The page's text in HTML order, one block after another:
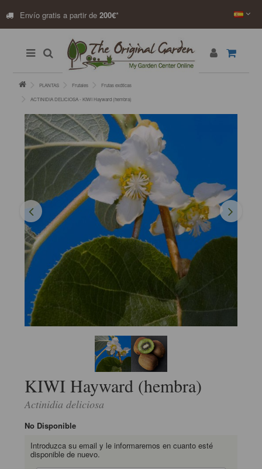
Envío gratis a partir de 200€*
PLANTAS Frutales Frutas exóticas
ACTINIDIA DELICIOSA - KIWI Hayward (hembra)
KIWI Hayward (hembra)
Actinidia deliciosa
No Disponible
Introduzca su email y le informaremos en cuanto esté
disponible de nuevo.